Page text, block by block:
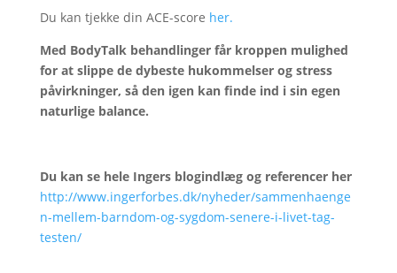
Du kan tjekke din ACE-score her.
Med BodyTalk behandlinger får kroppen mulighed
for at slippe de dybeste hukommelser og stress
påvirkninger, så den igen kan finde ind i sin egen
naturlige balance.
Du kan se hele Ingers blogindlæg og referencer her
http://www.ingerforbes.dk/nyheder/sammenhaenge
n-mellem-barndom-og-sygdom-senere-i-livet-tag-
testen/